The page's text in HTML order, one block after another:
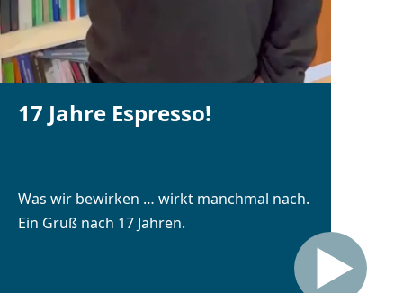
17 Jahre Espresso!
Was wir bewirken … wirkt manchmal nach.
Ein Gruß nach 17 Jahren.